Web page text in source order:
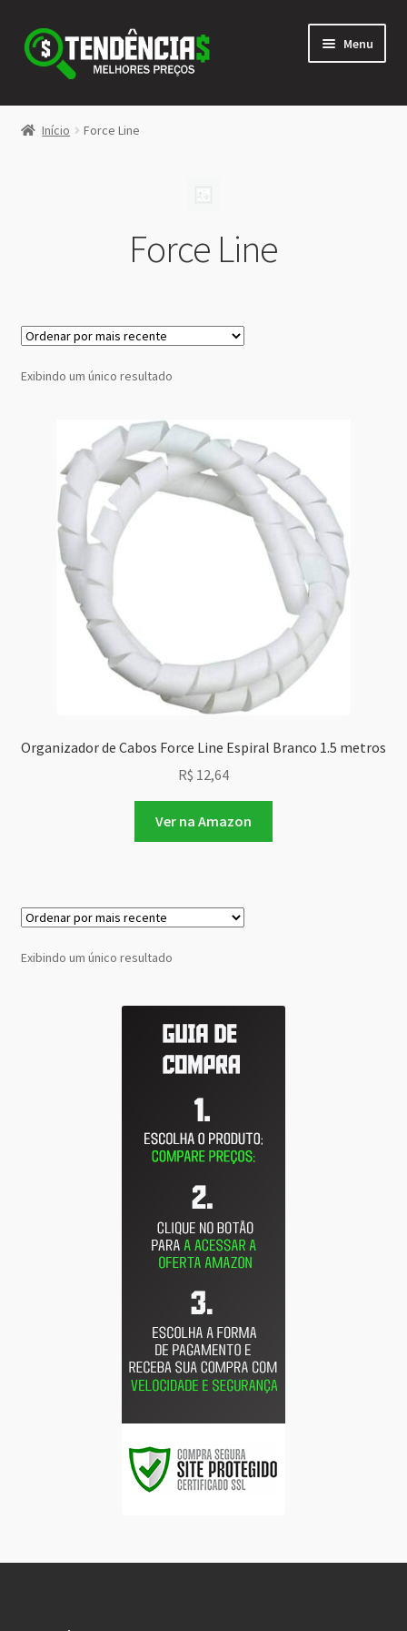
Pular
para
navegação
Pular
para
conteúdo
Menu
LOJA
Início Force Line
Force Line
Exibindo um único resultado
Organizador de Cabos Force Line Espiral Branco 1.5 metros
R$ 12,64
Ver na Amazon
Exibindo um único resultado